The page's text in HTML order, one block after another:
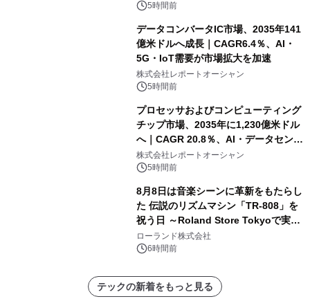
5時間前
データコンバータIC市場、2035年141
億米ドルへ成長｜CAGR6.4％、AI・
5G・IoT需要が市場拡大を加速
株式会社レポートオーシャン
5時間前
プロセッサおよびコンピューティング
チップ市場、2035年に1,230億米ドル
へ｜CAGR 20.8％、AI・データセンタ
ー需要が成長を牽引
株式会社レポートオーシャン
5時間前
8月8日は音楽シーンに革新をもたらし
た 伝説のリズムマシン「TR-808」を
祝う日 ～Roland Store Tokyoで実機
を展示しての 記念キャンペーンを開
催 英国ラジオ「NTS」の 特別プログ
アーティストを フィーチャーしたアニ
メーションを公開～
ローランド株式会社
6時間前
テックの新着をもっと見る